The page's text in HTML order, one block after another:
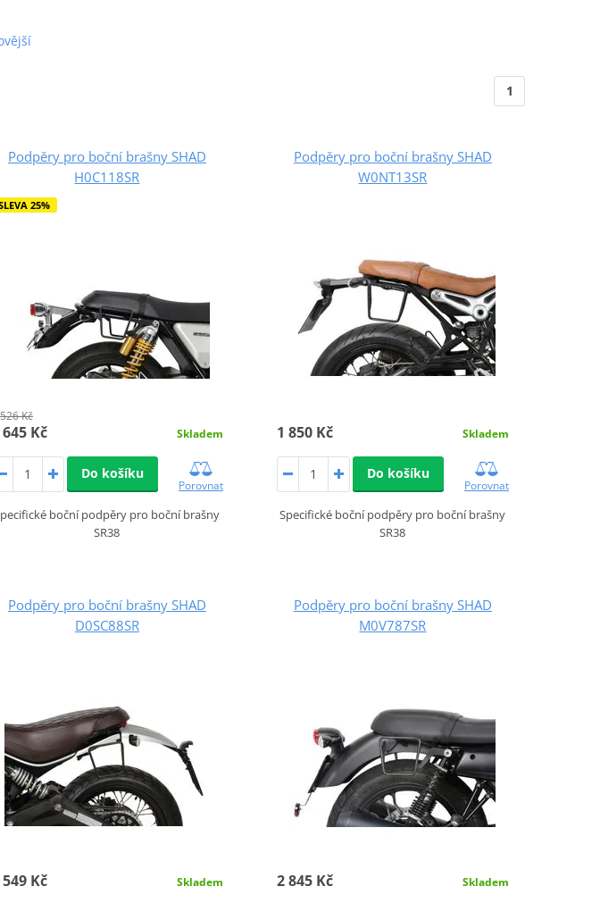
1
Podpěry pro boční brašny SHAD
H0C118SR
25%
Kč
Kč Skladem
Do košíku
Porovnat
boční podpěry pro boční brašny
SR38
Podpěry pro boční brašny SHAD
W0NT13SR
1 850 Kč Skladem
Do košíku
Porovnat
Specifické boční podpěry pro boční brašny
SR38
Podpěry pro boční brašny SHAD
D0SC88SR
549 Kč Skladem
Podpěry pro boční brašny SHAD
M0V787SR
2 845 Kč Skladem